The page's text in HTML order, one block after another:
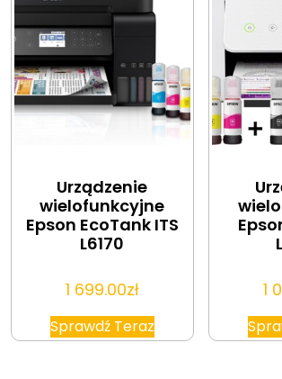
Urządzenie
wielofunkcyjne
Epson EcoTank ITS
L6170
1 699.00zł
Sprawdź Teraz
1